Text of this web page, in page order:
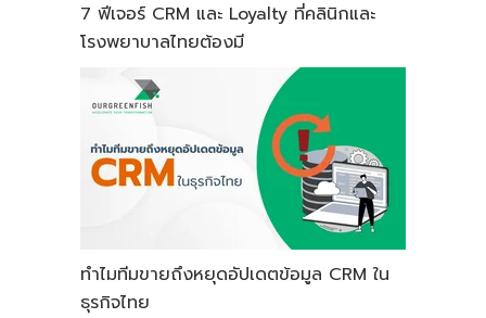
7 ฟีเจอร์ CRM และ Loyalty ที่คลินิกและ
โรงพยาบาลไทยต้องมี
ทำไมทีมขายถึงหยุดอัปเดตข้อมูล CRM ใน
ธุรกิจไทย